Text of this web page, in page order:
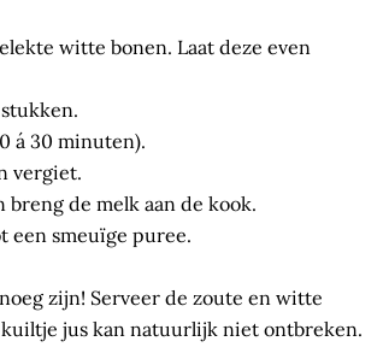
witte bonen. Laat deze even
á 30 minuten).
vergiet.
de melk aan de kook.
een smeuïge puree.
zijn! Serveer de zoute en witte
jus kan natuurlijk niet ontbreken.